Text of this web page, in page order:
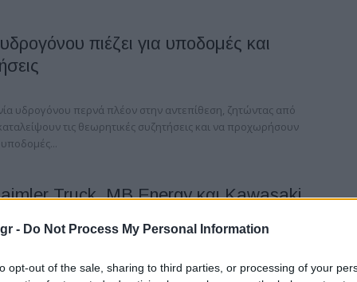
- Do Not Process My Personal Information
opt-out of the sale, sharing to third parties, or processing of your
πιέζει για υποδομές και
υδρογόνου περνά πλέον στην αντεπίθεση, ζητώντας από
τις θεωρητικές συζητήσεις και να προχωρήσουν
Truck, MB Energy και Kawasaki